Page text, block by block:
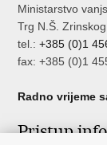
Ministarstvo
Trg N.Š.
tel.:+385 (0)1
fax: +385 (0)1
Radno vrijeme
Pristup